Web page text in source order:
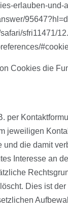
erlauben-und-
sfri11471/
Cookies die
per
jeweiligen
und die damit
Interesse an
Dies ist